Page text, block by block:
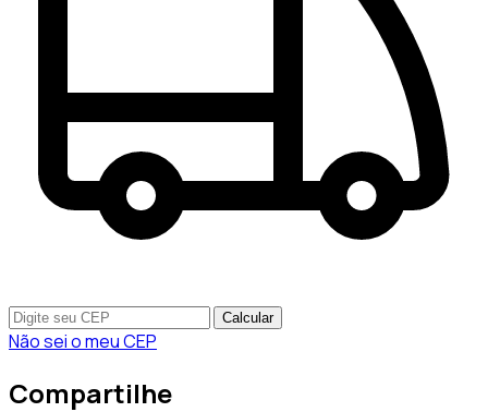
Calcular
Não sei o meu CEP
Compartilhe